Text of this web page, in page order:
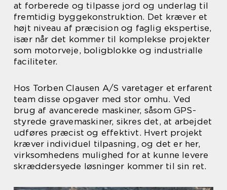
at forberede og tilpasse jord og underlag til
fremtidig byggekonstruktion. Det kræver et
højt niveau af præcision og faglig ekspertise,
især når det kommer til komplekse projekter
som motorveje, boligblokke og industrialle
faciliteter.
Hos Torben Clausen A/S varetager et erfarent
team disse opgaver med stor omhu. Ved
brug af avancerede maskiner, såsom GPS-
styrede gravemaskiner, sikres det, at arbejdet
udføres præcist og effektivt. Hvert projekt
kræver individuel tilpasning, og det er her,
virksomhedens mulighed for at kunne levere
skræddersyede løsninger kommer til sin ret.